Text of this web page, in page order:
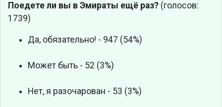
Поедете ли вы в Эмираты ещё раз? (голосов:
1739)
Да, обязательно! - 947 (54%)
Может быть - 52 (3%)
Нет, я разочарован - 53 (3%)